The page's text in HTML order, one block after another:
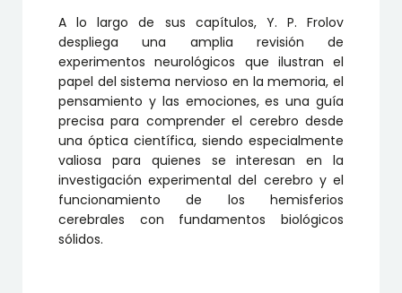
A lo largo de sus capítulos, Y. P. Frolov
despliega una amplia revisión de
experimentos neurológicos que ilustran el
papel del sistema nervioso en la memoria, el
pensamiento y las emociones, es una guía
precisa para comprender el cerebro desde
una óptica científica, siendo especialmente
valiosa para quienes se interesan en la
investigación experimental del cerebro y el
funcionamiento de los hemisferios
cerebrales con fundamentos biológicos
sólidos.